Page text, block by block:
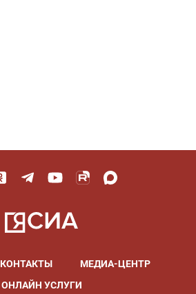
КОНТАКТЫ
МЕДИА-ЦЕНТР
ОНЛАЙН УСЛУГИ